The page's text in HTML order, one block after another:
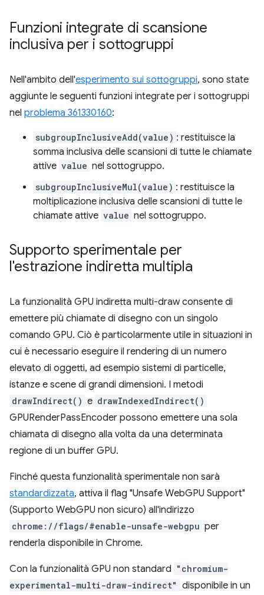
Funzioni integrate di scansione
inclusiva per i sottogruppi
Nell'ambito dell'esperimento sui sottogruppi, sono state
aggiunte le seguenti funzioni integrate per i sottogruppi
nel problema 361330160:
subgroupInclusiveAdd(value) : restituisce la
somma inclusiva delle scansioni di tutte le chiamate
attive value nel sottogruppo.
subgroupInclusiveMul(value) : restituisce la
moltiplicazione inclusiva delle scansioni di tutte le
chiamate attive value nel sottogruppo.
Supporto sperimentale per
l'estrazione indiretta multipla
La funzionalità GPU indiretta multi-draw consente di
emettere più chiamate di disegno con un singolo
comando GPU. Ciò è particolarmente utile in situazioni in
cui è necessario eseguire il rendering di un numero
elevato di oggetti, ad esempio sistemi di particelle,
istanze e scene di grandi dimensioni. I metodi
drawIndirect() e drawIndexedIndirect()
GPURenderPassEncoder possono emettere una sola
chiamata di disegno alla volta da una determinata
regione di un buffer GPU.
Finché questa funzionalità sperimentale non sarà
standardizzata, attiva il flag "Unsafe WebGPU Support"
(Supporto WebGPU non sicuro) all'indirizzo
chrome://flags/#enable-unsafe-webgpu per
renderla disponibile in Chrome.
Con la funzionalità GPU non standard "chromium-
experimental-multi-draw-indirect" disponibile in un